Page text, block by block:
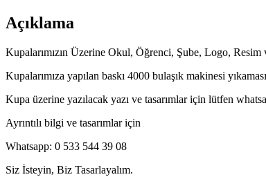
Açıklama
Kupalarımızın Üzerine Okul, Öğrenci, Şube, Logo,
Kupalarımıza yapılan baskı 4000 bulaşık makinesi
Kupa üzerine yazılacak yazı ve tasarımlar için lütfen
Ayrıntılı bilgi ve tasarımlar için
Whatsapp: 0 533 544 39 08
Siz İsteyin, Biz Tasarlayalım.